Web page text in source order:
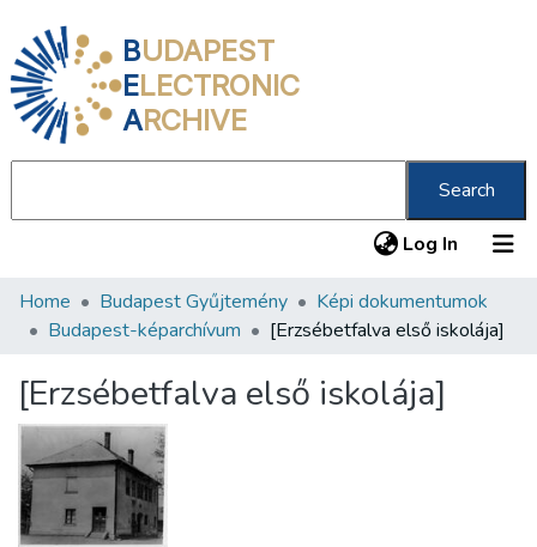
BUDAPEST
ELECTRONIC
ARCHIVE
Search
Log In (current)
Communities & Collections
Statistics
About us
Home Budapest Gyűjtemény
Képi dokumentumok
Budapest-képarchívum
[Erzsébetfalva első iskolája]
[Erzsébetfalva első iskolája]